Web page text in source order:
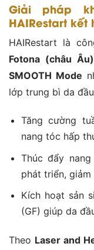
Giải pháp
HAIRestart kết
HAIRestart là
Fotona (châu Âu)
SMOOTH Mode
lớp trung bì da
Tăng cường
nang tóc hấp
Thúc đẩy
phát triển,
Kích hoạt sản
(GF) giúp da
Theo Laser and